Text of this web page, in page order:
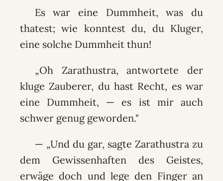
Es war eine Dummheit, was du
thatest; wie konntest du, du Kluger,
eine solche Dummheit thun!
„Oh Zarathustra, antwortete der
kluge Zauberer, du hast Recht, es war
eine Dummheit, — es ist mir auch
schwer genug geworden."
— „Und du gar, sagte Zarathustra zu
dem Gewissenhaften des Geistes,
erwäge doch und lege den Finger an